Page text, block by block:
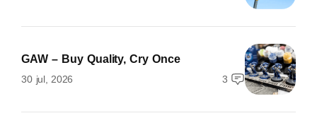
GAW – Buy Quality, Cry Once
30 jul, 2026 3